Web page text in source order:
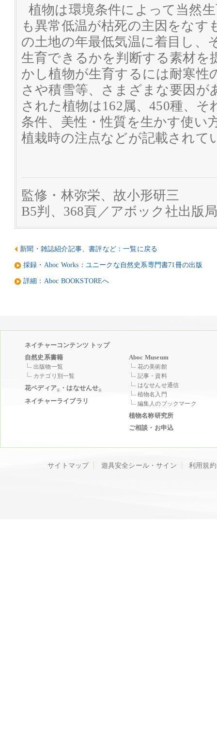
植物は環境条件によって当然
も異常低温が枯死の主因をなす
の土地の年最低気温に着目し、
生育できるかを判断する素材を
かし植物が生育するには耐寒性
さや積雪等、さまざまな要因が
された植物は162属、450種、
条件、美性・性質を生かす使い
植栽時の注点などが記載されて
監修・林弥栄、故小形研三
B5判、368頁／アボック社出版
新聞・雑誌紹介記事、書評など：一覧に戻る
採録・Aboc Works：ユニークな自然史系専門書71冊の出版
詳細：Aboc BOOKSTOREへ
ネイチャーコンテンツ トップ
自然史系書籍
出版物一覧
カテゴリ別一覧
花ペディア® ・はなせんせ®
ネイチャーライブラリ
Aboc Museum
花の美術館
記事・資料
はなせんせ通信
植物名入門
編集人のブックマーク
植物名称研究所
ご相談・お申込
サイトマップ 遊具安全シール・サイン 利用規約